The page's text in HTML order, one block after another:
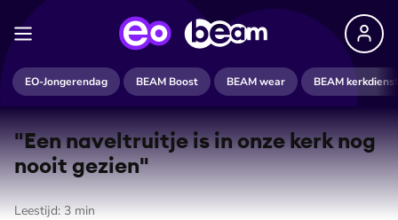
EO-Jongerendag BEAM Boost BEAM wear BEAM kerkdienst
"Een naveltruitje is in onze kerk nog
nooit gezien"
Leestijd:3min